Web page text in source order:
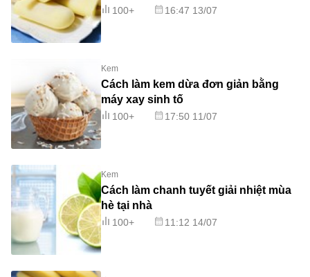
100+ 16:47 13/07
Kem
Cách làm kem dừa đơn giản bằng
máy xay sinh tố
100+ 17:50 11/07
Kem
Cách làm chanh tuyết giải nhiệt mùa
hè tại nhà
100+ 11:12 14/07